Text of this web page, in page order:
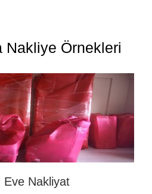
Nakliye Örnekleri
Eve Nakliyat